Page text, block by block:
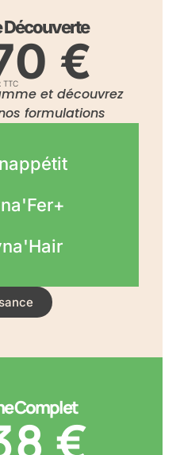
Découverte
€
TTC
et découvrez
formulations
Complet
€